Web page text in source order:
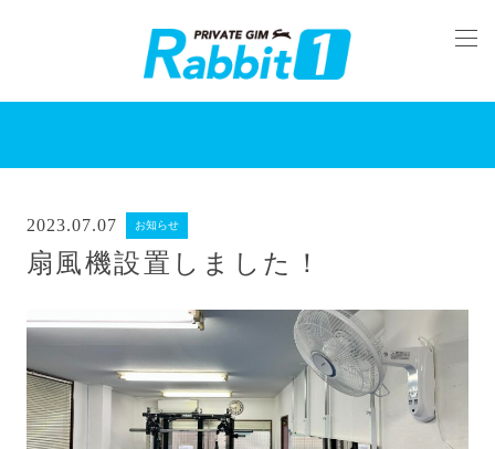
2023.07.07 お知らせ
扇風機設置しました！